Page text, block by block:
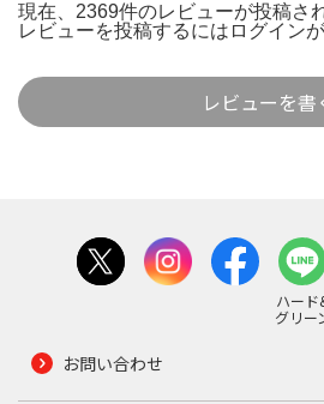
現在、2369件のレビューが投稿さ
レビューを投稿するには ログイン
レビューを書
ハード
グリー
お問い合わせ